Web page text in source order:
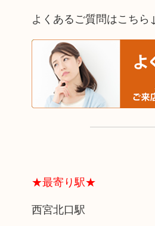
よくあるご質問はこちら↓
★最寄り駅★
西宮北口駅